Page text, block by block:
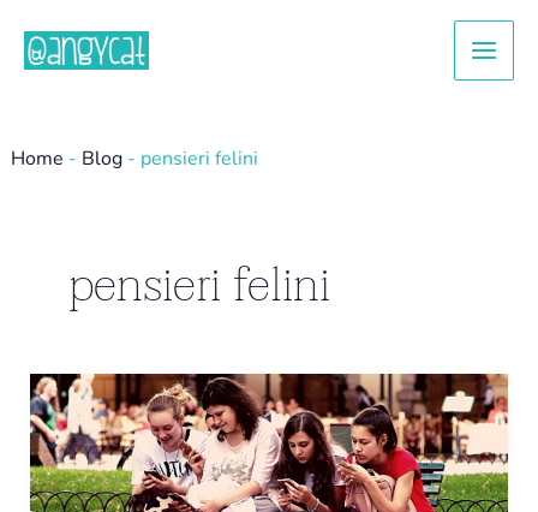
Main
Home - Blog- pensieri felini
pensieri felini
Come
coinvolgere
la
generazione